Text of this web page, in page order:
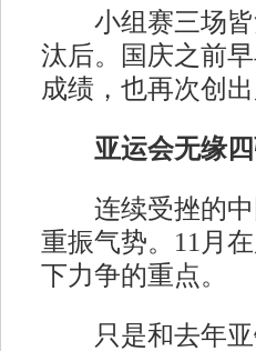
小组赛三场皆
汰后。国庆之前
成绩，也再次创出
亚运会无缘四
连续受挫的中
重振气势。11月
下力争的重点。
只是和去年亚